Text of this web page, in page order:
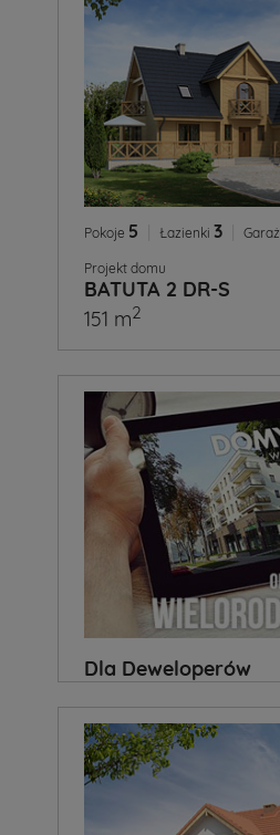
Pokoje 5 Łazienki 3 Garaż
Projekt domu
BATUTA 2 DR-S
151 m2
Dla Deweloperów